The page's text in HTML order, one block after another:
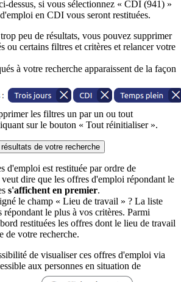
dessus, si vous sélectionnez « CDI (941) »
en CDI vous seront restituées.
peu de résultats, vous pouvez supprimer
ou certains filtres et critères et relancer votre
à votre recherche apparaissent de la façon
les filtres un par un ou tout
sur le bouton « Tout réinitialiser ».
de votre recherche
d'emploi est restituée par ordre de
dire que les offres d'emploi répondant le
s'affichent en premier.
le champ « Lieu de travail » ? La liste
répondant le plus à vos critères. Parmi
restituées les offres dont le lieu de travail
de votre recherche.
de visualiser ces offres d'emploi via
aux personnes en situation de